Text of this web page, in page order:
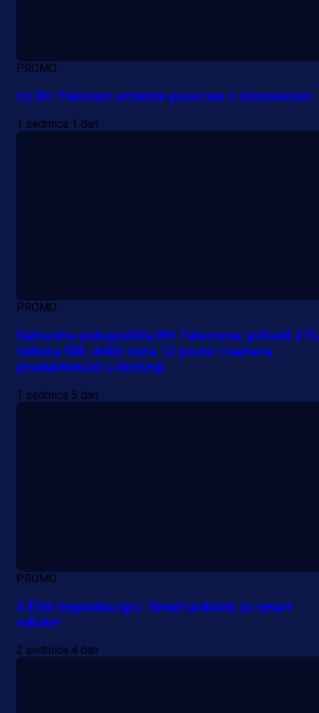
PROMO
Uz BH Telecom ostanite povezani s domovinom
1 sedmica 1 dan
PROMO
Rekordno polugodište BH Telecoma: prihodi
miliona KM, dobit veća 12 posto i najveća
produktivnost u historiji
1 sedmica 5 dan
PROMO
II ESG nagradna igra "Smart pokloni za smart
odluke"
2 sedmica 4 dan